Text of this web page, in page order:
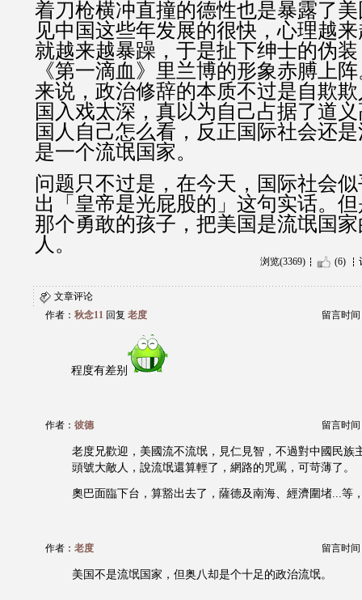
着刀枪横冲直撞的德性也是暴露了
见中国这些年发展的很快，心理越
就越来越暴躁，于是扯下绅士的伪
《第一滴血》里兰博的形象赤膊上
来说，政治修辞的本质不过是自欺
国入戏太深，真以为自己占据了道
国人自己怎么看，反正国际社会还
是一个流氓国家。
问题只不过是，在今天，国际社会
出「皇帝是光屁股的」这句实话。
那个勇敢的孩子，把美国是流氓国
人。
浏览(3369) (6)
文章评论
作者： 秋念11 回复 老度 留言时间
程度有差别
作者： 彼德 留言时间
老度兄歡迎，美國流不流氓，見仁見智，不過對中國民族
頭號大敵人，說流氓還算輕了，網路的咒罵，可苛薄了。
奧巴面臨下台，算豁出去了，薩德及南海、經濟圍堵...等
作者： 老度 留言时间
美国不是流氓国家，但奥八却是个十足的政治流氓。